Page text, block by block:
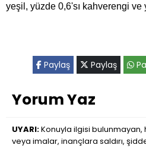
yeşil, yüzde 0,6'sı kahverengi ve
Paylaş Paylaş
Yorum Yaz
UYARI:Konuyla ilgisi
veya imalar, inançlara saldırı,